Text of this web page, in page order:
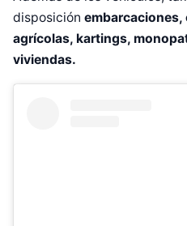
disposición embarcaciones,
agrícolas, kartings,
viviendas.